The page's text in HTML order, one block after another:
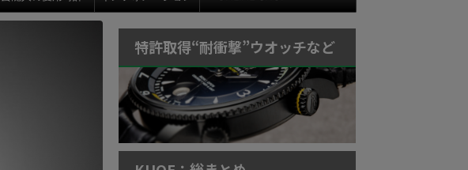
特許取得“耐衝撃”ウオッチなど